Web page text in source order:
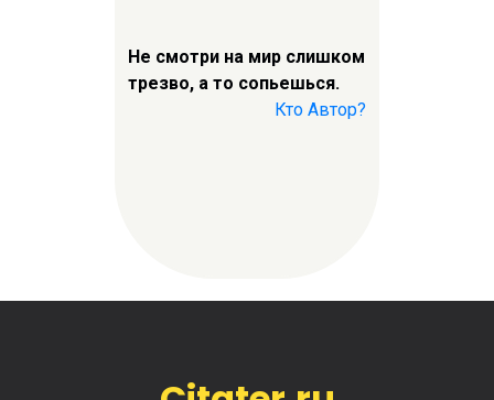
Не смотри на мир слишком
трезво, а то сопьешься.
Кто Автор?